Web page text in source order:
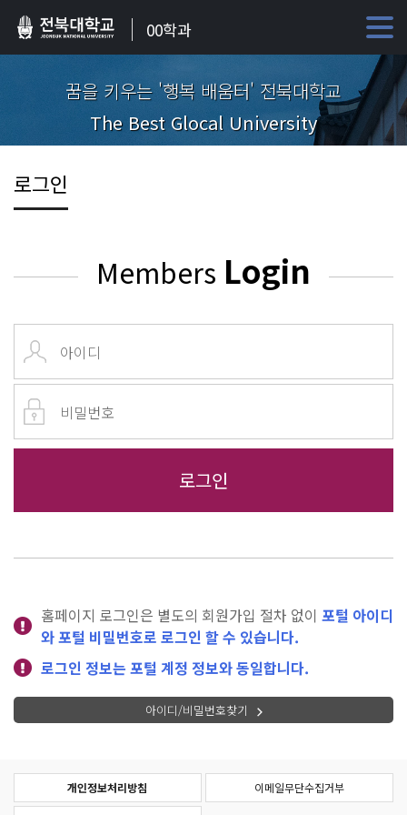
00학과
꿈을 키우는 '행복 배움터' 전북대학교
The Best Glocal University
로그인
Members Login
홈페이지 로그인은 별도의 회원가입 절차 없이 포털 아이디
와 포털 비밀번호로 로그인 할 수 있습니다.
로그인 정보는 포털 계정 정보와 동일합니다.
아이디/비밀번호찾기
개인정보처리방침 이메일무단수집거부